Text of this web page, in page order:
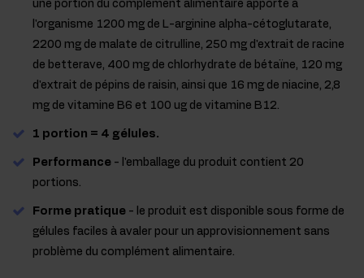
une portion du complément alimentaire apporte à
l'organisme 1200 mg de L-arginine alpha-cétoglutarate,
2200 mg de malate de citrulline, 250 mg d'extrait de racine
de betterave, 400 mg de chlorhydrate de bétaïne, 120 mg
d'extrait de pépins de raisin, ainsi que 16 mg de niacine, 2,8
mg de vitamine B6 et 100 ug de vitamine B12.
1 portion = 4 gélules.
Performance - l'emballage du produit contient 20
portions.
Forme pratique - le produit est disponible sous forme de
gélules faciles à avaler pour un approvisionnement sans
problème du complément alimentaire.